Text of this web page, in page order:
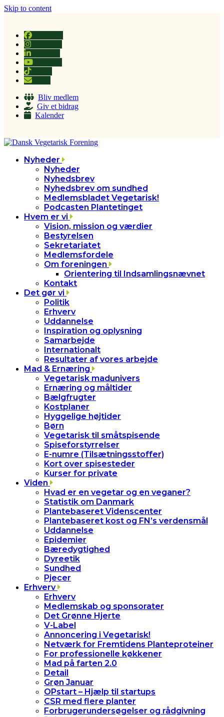
Skip to content
Tiktok
Bliv medlem
Giv et bidrag
Kalender
Nyheder
Nyheder
Nyhedsbrev
Nyhedsbrev om sundhed
Medlemsbladet Vegetarisk!
Podcasten Plantetinget
Hvem er vi
Vision, mission og værdier
Bestyrelsen
Sekretariatet
Medlemsfordele
Om foreningen
Orientering til Indsamlingsnævnet
Kontakt
Det gør vi
Politik
Erhverv
Uddannelse
Inspiration og oplysning
Samarbejde
Internationalt
Resultater af vores arbejde
Mad & Ernæring
Vegetarisk madunivers
Ernæring og måltider
Bælgfrugter
Kostplaner
Hyggelige højtider
Børn
Vegetarisk til småtspisende
Spiseforstyrrelser
E-numre (Tilsætningsstoffer)
Kort over spisesteder
Kurser for private
Viden
Hvad er en vegetar og en veganer?
Statistik om Danmark
Plantebaseret Videnscenter
Plantebaseret kost og FN’s verdensmål
Uddannelse
Epidemier
Bæredygtighed
Dyreetik
Sundhed
Pjecer
Erhverv
Erhverv
Medlemskab og sponsorater
Det Grønne Hjerte
V-Label
Annoncering i Vegetarisk!
Netværk for Fremtidens Planteproteiner
For professionelle køkkener
Mad på farten 2.0
Detail
Grøn Januar
OPstart – Hjælp til startups
CSR med flere planter
Forbrugerundersøgelser og rådgivning